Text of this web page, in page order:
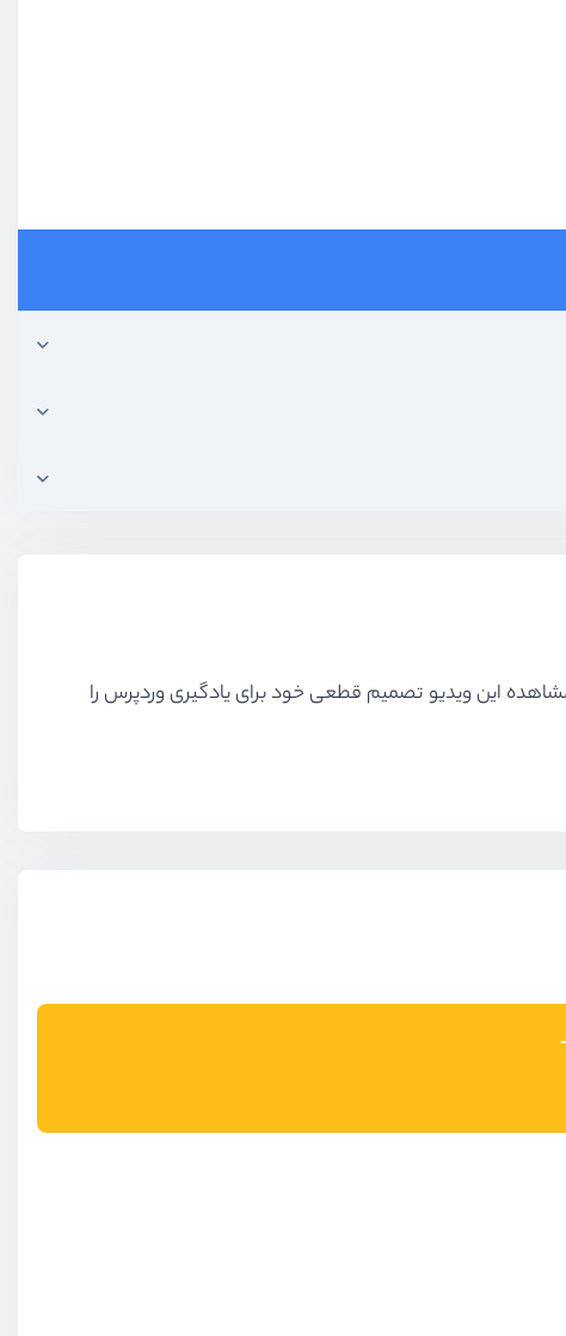
این ویدیو تصمیم قطعی خود برای یادگیری وردپرس را